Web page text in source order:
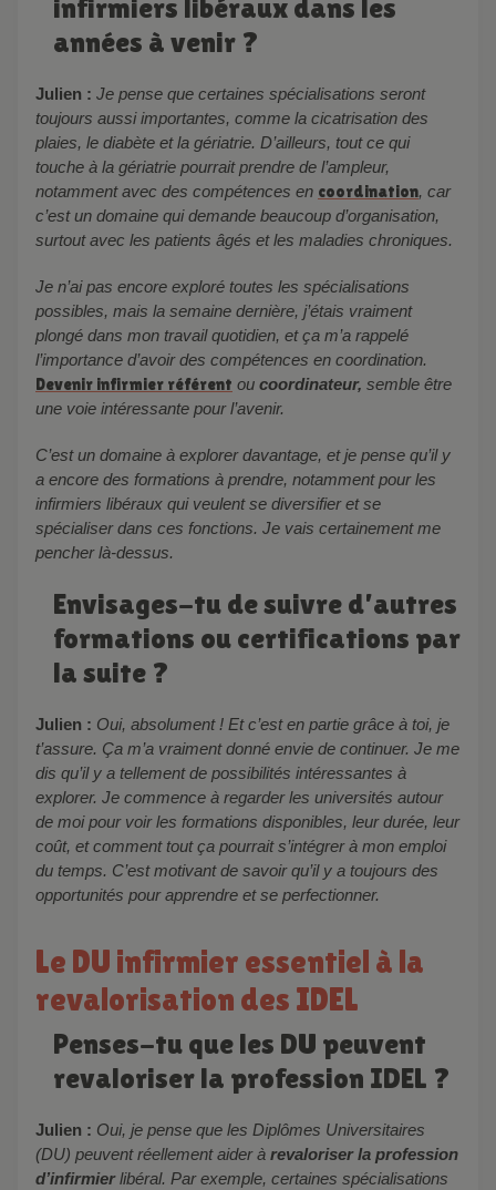
infirmiers libéraux dans les
années à venir ?
Julien : Je pense que certaines spécialisations seront
toujours aussi importantes, comme la cicatrisation des
plaies, le diabète et la gériatrie. D’ailleurs, tout ce qui
touche à la gériatrie pourrait prendre de l’ampleur,
notamment avec des compétences en coordination, car
c’est un domaine qui demande beaucoup d’organisation,
surtout avec les patients âgés et les maladies chroniques.
Je n’ai pas encore exploré toutes les spécialisations
possibles, mais la semaine dernière, j’étais vraiment
plongé dans mon travail quotidien, et ça m’a rappelé
l’importance d’avoir des compétences en coordination.
Devenir infirmier référent ou coordinateur, semble être
une voie intéressante pour l’avenir.
C’est un domaine à explorer davantage, et je pense qu’il y
a encore des formations à prendre, notamment pour les
infirmiers libéraux qui veulent se diversifier et se
spécialiser dans ces fonctions. Je vais certainement me
pencher là-dessus.
Envisages-tu de suivre d’autres
formations ou certifications par
la suite ?
Julien : Oui, absolument ! Et c’est en partie grâce à toi, je
t’assure. Ça m’a vraiment donné envie de continuer. Je me
dis qu’il y a tellement de possibilités intéressantes à
explorer. Je commence à regarder les universités autour
de moi pour voir les formations disponibles, leur durée, leur
coût, et comment tout ça pourrait s’intégrer à mon emploi
du temps. C’est motivant de savoir qu’il y a toujours des
opportunités pour apprendre et se perfectionner.
Le DU infirmier essentiel à la
revalorisation des IDEL
Penses-tu que les DU peuvent
revaloriser la profession IDEL ?
Julien : Oui, je pense que les Diplômes Universitaires
(DU) peuvent réellement aider à revaloriser la profession
d’infirmierlibéral. Par exemple, certaines spécialisations